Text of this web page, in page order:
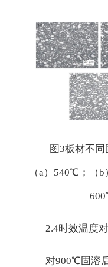
图3板材不同
（a）540℃；（
2.4时效温度
对900℃固溶